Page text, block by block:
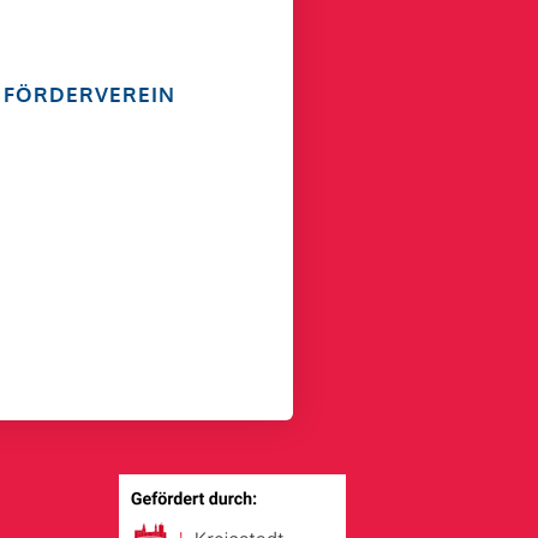
FÖRDERVEREIN